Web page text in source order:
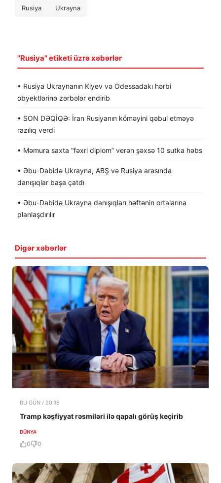
Rusiya Ukrayna
"Rusiya" etiketi üzrə xəbərlər
• Rusiya Ukraynanın Kiyev və Odessadakı hərbi
obyektlərinə zərbələr endirib
• SON DƏQİQƏ: İran Rusiyanın köməyini qəbul etməyə
razılıq verdi
• Məmura saxta “fəxri diplom” verən şəxsə 10 sutka həbs
• Əbu-Dabidə Ukrayna, ABŞ və Rusiya arasında
danışıqlar başa çatdı
• Əbu-Dabidə Ukrayna danışıqları həftənin ortalarına
planlaşdırılır
Digər xəbərlər
BU GÜN / 20:18
Tramp kəşfiyyat rəsmiləri ilə qapalı görüş keçirib
DÜNYA
0 0